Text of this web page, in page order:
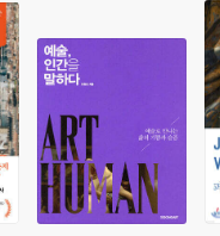
한 도쿄 미술관 안내
도쿄 5대 미술관
자주 열리는 미술관
있는 미술관